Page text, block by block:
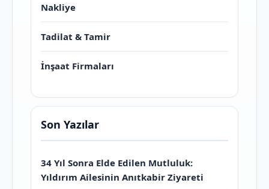
Nakliye
Tadilat & Tamir
İnşaat Firmaları
Son Yazılar
34 Yıl Sonra Elde Edilen Mutluluk:
Yıldırım Ailesinin Anıtkabir Ziyareti